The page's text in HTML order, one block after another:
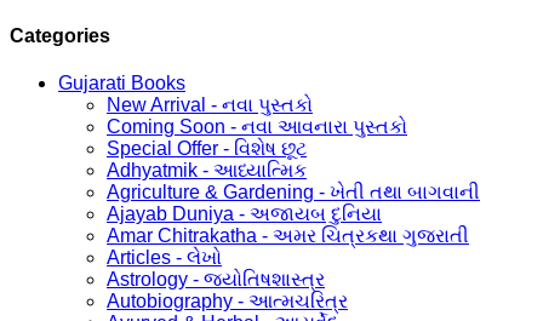
Categories
Gujarati Books
New Arrival - નવા પુસ્તકો
Coming Soon - નવા આવનારા પુસ્તકો
Special Offer - વિશેષ છૂટ
Adhyatmik - આધ્યાત્મિક
Agriculture & Gardening - ખેતી તથા બાગવાની
Ajayab Duniya - અજાયબ દુનિયા
Amar Chitrakatha - અમર ચિત્રકથા ગુજરાતી
Articles - લેખો
Astrology - જ્યોતિષશાસ્ત્ર
Autobiography - આત્મચરિત્ર